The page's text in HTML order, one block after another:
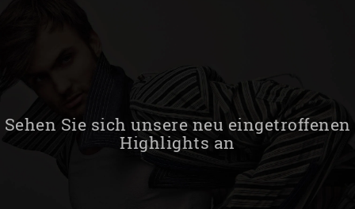
Sehen Sie sich unsere neu eingetroffenen
Highlights an